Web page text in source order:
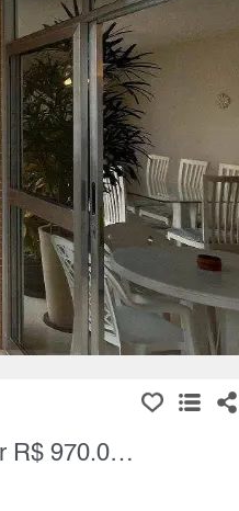
Apartamento, 3 Quartos à Venda, Pitangueiras, 140 m² por R$ 970.000,00